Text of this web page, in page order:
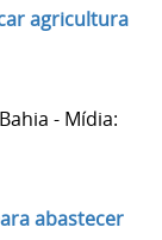
agricultura
- Mídia:
abastecer